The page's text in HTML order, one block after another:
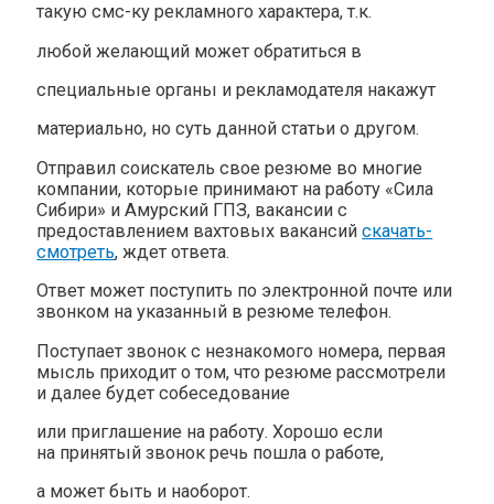
такую смс-ку рекламного характера, т.к.
любой желающий может обратиться в
специальные органы и рекламодателя накажут
материально, но суть данной статьи о другом.
Отправил соискатель свое резюме во многие
компании, которые принимают на работу «Сила
Сибири» и Амурский ГПЗ, вакансии с
предоставлением вахтовых вакансийскачать-
смотреть, ждет ответа.
Ответ может поступить по электронной почте или
звонком на указанный в резюме телефон.
Поступает звонок с незнакомого номера, первая
мысль приходит о том, что резюме рассмотрели
и далее будет собеседование
или приглашение на работу. Хорошо если
на принятый звонок речь пошла о работе,
а может быть и наоборот.